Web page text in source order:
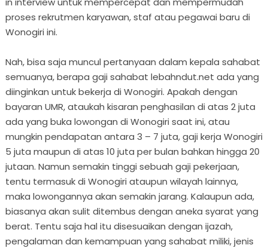
proses rekrutmen karyawan, staf atau pegawai baru di
Wonogiri ini.
Nah, bisa saja muncul pertanyaan dalam kepala sahabat
semuanya, berapa gaji sahabat lebahndut.net ada yang
diinginkan untuk bekerja di Wonogiri. Apakah dengan
bayaran UMR, ataukah kisaran penghasilan di atas 2 juta
ada yang buka lowongan di Wonogiri saat ini, atau
mungkin pendapatan antara 3 – 7 juta, gaji kerja Wonogiri
5 juta maupun di atas 10 juta per bulan bahkan hingga 20
jutaan. Namun semakin tinggi sebuah gaji pekerjaan,
tentu termasuk di Wonogiri ataupun wilayah lainnya,
maka lowongannya akan semakin jarang. Kalaupun ada,
biasanya akan sulit ditembus dengan aneka syarat yang
berat. Tentu saja hal itu disesuaikan dengan ijazah,
pengalaman dan kemampuan yang sahabat miliki, jenis